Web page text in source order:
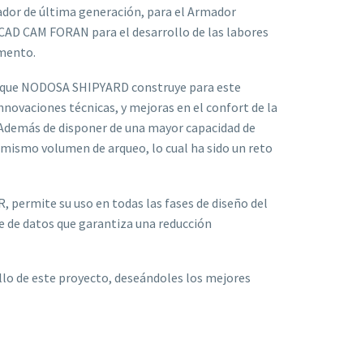
de última generación, para el Armador
CAM FORAN para el desarrollo de las labores
NODOSA SHIPYARD construye para este
técnicas, y mejoras en el confort de la
de disponer de una mayor capacidad de
volumen de arqueo, lo cual ha sido un reto
permite su uso en todas las fases de diseño del
datos que garantiza una reducción
de este proyecto, deseándoles los mejores